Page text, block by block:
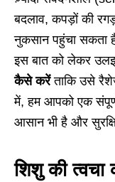
बदलाव, कपड़ों की
नुकसान पहुंचा सकता
इस बात को लेकर
कैसे करेंताकि उसे
में, हम आपको एक
आसान भी है और
शिशु की